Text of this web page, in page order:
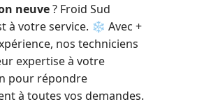
neuve? Froid Sud
à votre service. ❄️ Avec +
nos techniciens
expertise à votre
pour répondre
à toutes vos demandes.